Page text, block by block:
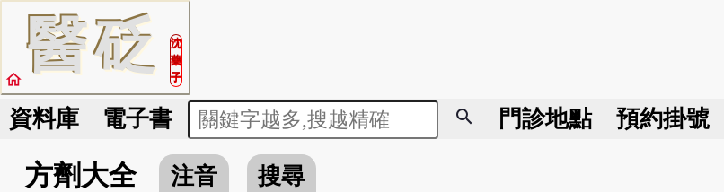
醫砭
沈
藥
子
home
資料庫 電子書 search 門診地點 預約掛號
方劑大全 注音 搜尋